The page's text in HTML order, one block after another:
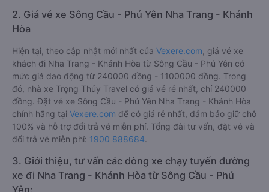
2. Giá vé xe Sông Cầu - Phú Yên Nha Trang - Khánh
Hòa
Hiện tại, theo cập nhật mới nhất của Vexere.com , giá vé xe
khách đi Nha Trang - Khánh Hòa từ Sông Cầu - Phú Yên có
mức giá dao động từ 240000 đồng - 1100000 đồng. Trong
đó, nhà xe Trọng Thủy Travel có giá vé rẻ nhất, chỉ 240000
đồng. Đặt vé xe Sông Cầu - Phú Yên Nha Trang - Khánh Hòa
chính hãng tại Vexere.com để có giá rẻ nhất, đảm bảo giữ chỗ
100% và hỗ trợ đổi trả vé miễn phí. Tổng đài tư vấn, đặt vé và
đổi trả vé miễn phí: 1900 888684.
3. Giới thiệu, tư vấn các dòng xe chạy tuyến đường
xe đi Nha Trang - Khánh Hòa từ Sông Cầu - Phú
Yên: